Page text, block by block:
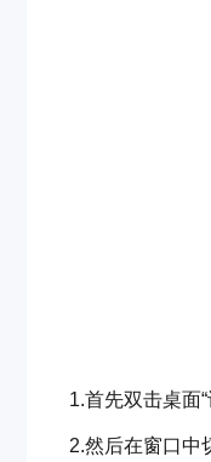
1.首先双击桌面
2.然后在窗口中